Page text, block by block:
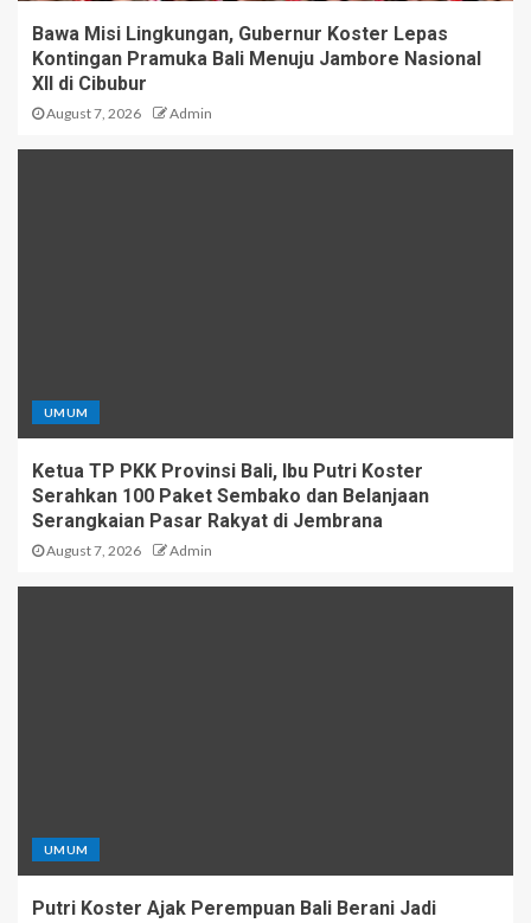
Bawa Misi Lingkungan, Gubernur Koster Lepas
Kontingan Pramuka Bali Menuju Jambore Nasional
XII di Cibubur
August 7, 2026 Admin
UMUM
Ketua TP PKK Provinsi Bali, Ibu Putri Koster
Serahkan 100 Paket Sembako dan Belanjaan
Serangkaian Pasar Rakyat di Jembrana
August 7, 2026 Admin
UMUM
Putri Koster Ajak Perempuan Bali Berani Jadi